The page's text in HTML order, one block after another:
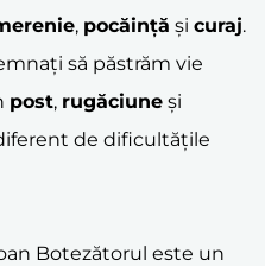
, pocăință și curaj.
să păstrăm vie
post, rugăciune și
de dificultățile
Botezătorul este un